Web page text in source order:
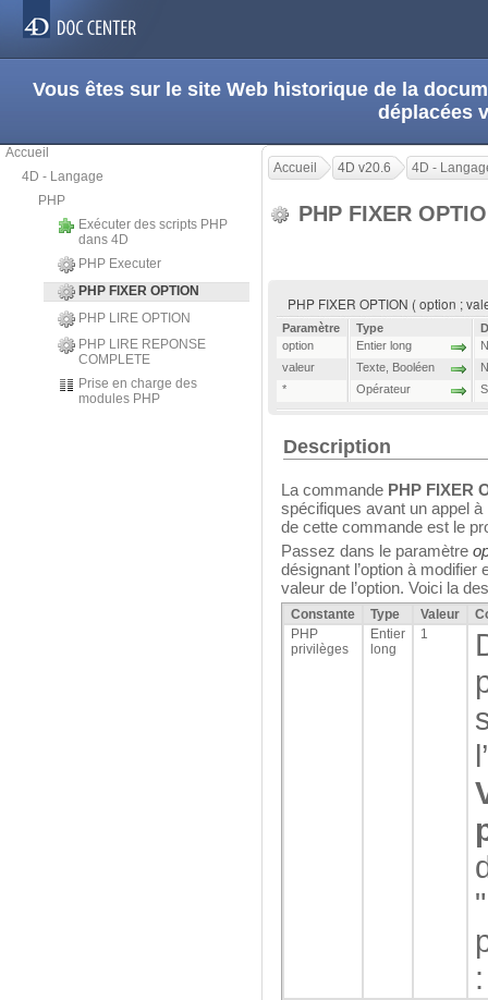
Vous êtes sur le site Web historique de la
déplacées
Accueil
4D - Langage
PHP
Exécuter des scripts PHP
dans 4D
PHP Executer
PHP FIXER OPTION
PHP LIRE OPTION
PHP LIRE REPONSE
COMPLETE
Prise en charge des
modules PHP
Accueil 4D v20.6 4D -
PHP FIXER
PHP FIXER OPTION ( option ;
Paramètre Type
option
Entier long
valeur
Texte Booléen
*
Opérateur
Description
La commande PHP FIXER
spécifiques avant un appel
de cette commande est le
Passez dans le paramètre
désignant l’option à
valeur de l’option. Voici la
Constante Type Valeur
PHP
privilèges
Entier
long
1